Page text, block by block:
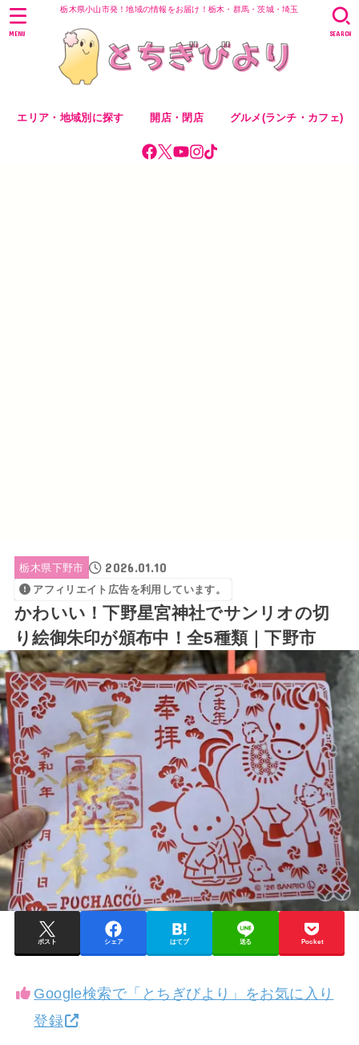
栃木県小山市発！地域の情報をお届け！栃木・群馬・茨城・埼玉
エリア・地域別に探す 開店・閉店 グルメ(ランチ・カフェ)
SEARCH
MENU
栃木県下野市 2026.01.10
アフィリエイト広告を利用しています。
かわいい！下野星宮神社でサンリオの切
り絵御朱印が頒布中！全5種類｜下野市
ポスト シェア はてブ 送る Pocket
Google検索で「とちぎびより」をお気に入り
登録